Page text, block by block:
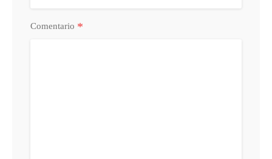
Comentario *